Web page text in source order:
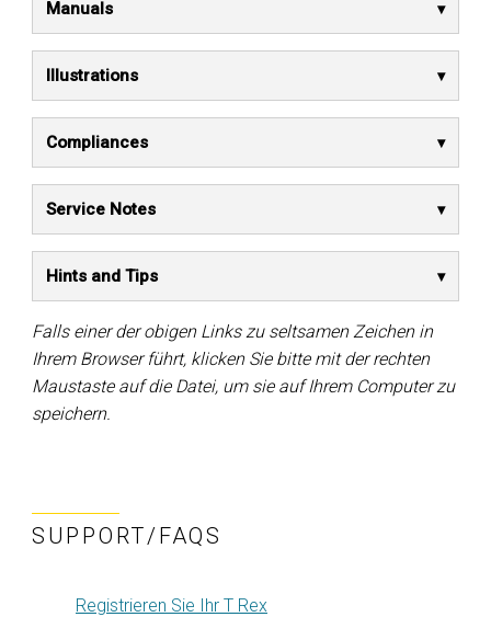
Manuals
Illustrations
Compliances
Service Notes
Hints and Tips
Falls einer der obigen Links zu seltsamen Zeichen in
Ihrem Browser führt, klicken Sie bitte mit der rechten
Maustaste auf die Datei, um sie auf Ihrem Computer zu
speichern.
SUPPORT/FAQS
Registrieren Sie Ihr T Rex